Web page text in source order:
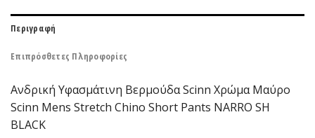
Περιγραφή
Επιπρόσθετες Πληροφορίες
Ανδρική Υφασμάτινη Βερμούδα Scinn Xρώμα Μαύρο
Scinn Mens Stretch Chino Short Pants NARRO SH
BLACK